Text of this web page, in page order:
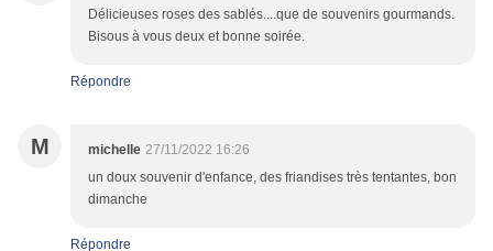
Délicieuses roses des sablés....que de souvenirs gourmands.
Bisous à vous deux et bonne soirée.
Répondre
M michelle 27/11/2022 16:26
un doux souvenir d'enfance, des friandises très tentantes, bon
dimanche
Répondre